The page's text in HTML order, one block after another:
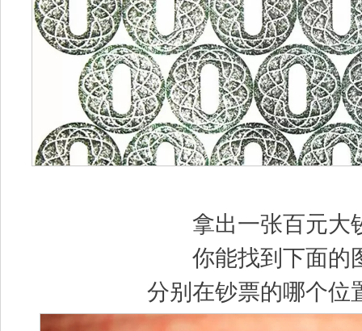
拿出一张百元大
你能找到下面的
分别在钞票的哪个位